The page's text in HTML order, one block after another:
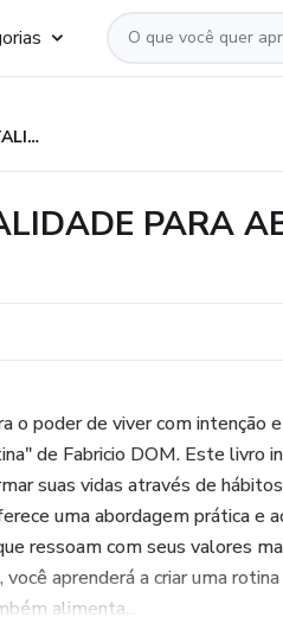
MUDE SUA MENTALIDADE PARA ABRIR AS PORTAS PARA RIQUEZA
PARA
o poder de viver com
de Fabricio DOM. Este livro
suas vidas através de
uma abordagem prática e
ressoam com seus valores
você aprenderá a criar uma
alimenta...